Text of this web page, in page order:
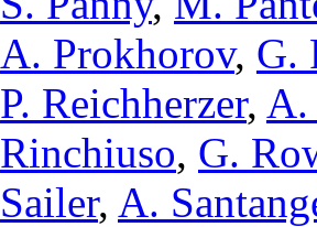
A. Prokhorov, G.
P. Reichherzer, A.
Rinchiuso, G.
Sailer, A.